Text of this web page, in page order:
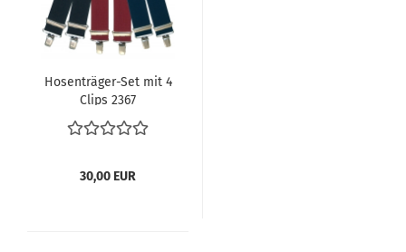
Hosenträger-Set mit 4
Clips 2367
30,00 EUR